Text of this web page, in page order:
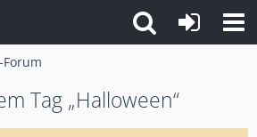
Tag „Halloween“